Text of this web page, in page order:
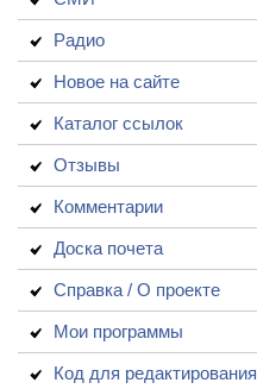
Радио
Новое на сайте
Каталог ссылок
Отзывы
Комментарии
Доска почета
Справка / О проекте
Мои программы
Код для редактирования